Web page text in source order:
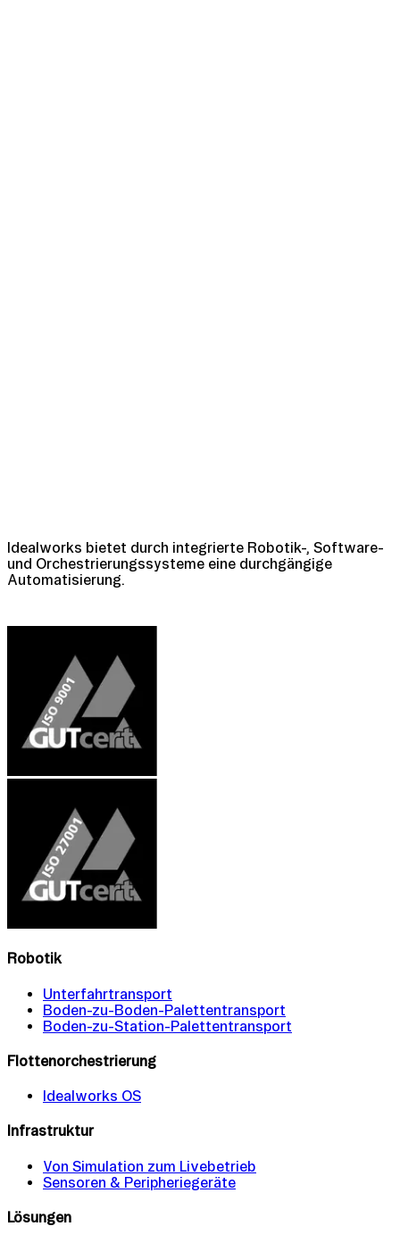
Idealworks bietet durch integrierte Robotik-, Software-
und Orchestrierungssysteme eine durchgängige
Automatisierung.
Robotik
Unterfahrtransport
Boden-zu-Boden-Palettentransport
Boden-zu-Station-Palettentransport
Flottenorchestrierung
Idealworks OS
Infrastruktur
Von Simulation zum Livebetrieb
Sensoren & Peripheriegeräte
Lösungen